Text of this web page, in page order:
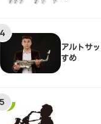
アルトサ
すめ